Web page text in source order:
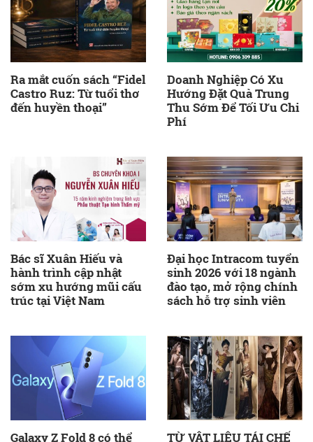
Ra mắt cuốn sách “Fidel
Castro Ruz: Từ tuổi thơ
đến huyền thoại”
Doanh Nghiệp Có Xu
Hướng Đặt Quà Trung
Thu Sớm Để Tối Ưu Chi
Phí
Bác sĩ Xuân Hiếu và
hành trình cập nhật
sớm xu hướng mũi cấu
trúc tại Việt Nam
Đại học Intracom tuyển
sinh 2026 với 18 ngành
đào tạo, mở rộng chính
sách hỗ trợ sinh viên
Galaxy Z Fold 8 có thể
TỪ VẬT LIỆU TÁI CHẾ